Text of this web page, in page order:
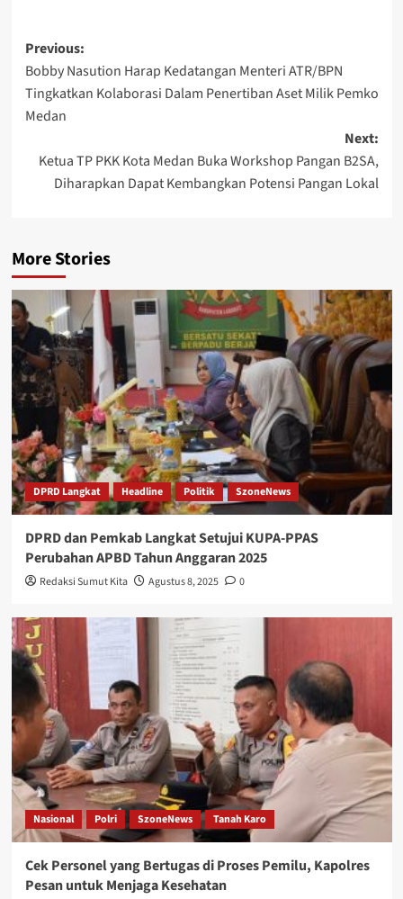
Post
navigation
Previous:
Bobby Nasution Harap Kedatangan Menteri ATR/BPN
Tingkatkan Kolaborasi Dalam Penertiban Aset Milik Pemko
Medan
Next:
Ketua TP PKK Kota Medan Buka Workshop Pangan B2SA,
Diharapkan Dapat Kembangkan Potensi Pangan Lokal
More Stories
DPRD Langkat Headline Politik SzoneNews
DPRD dan Pemkab Langkat Setujui KUPA-PPAS
Perubahan APBD Tahun Anggaran 2025
Redaksi Sumut Kita Agustus 8, 2025 0
Nasional Polri SzoneNews Tanah Karo
Cek Personel yang Bertugas di Proses Pemilu, Kapolres
Pesan untuk Menjaga Kesehatan